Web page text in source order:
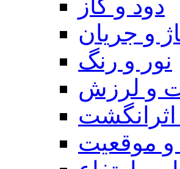
دود و گاز
و جریان
نور و رنگ
و لرزش
و موقعیت